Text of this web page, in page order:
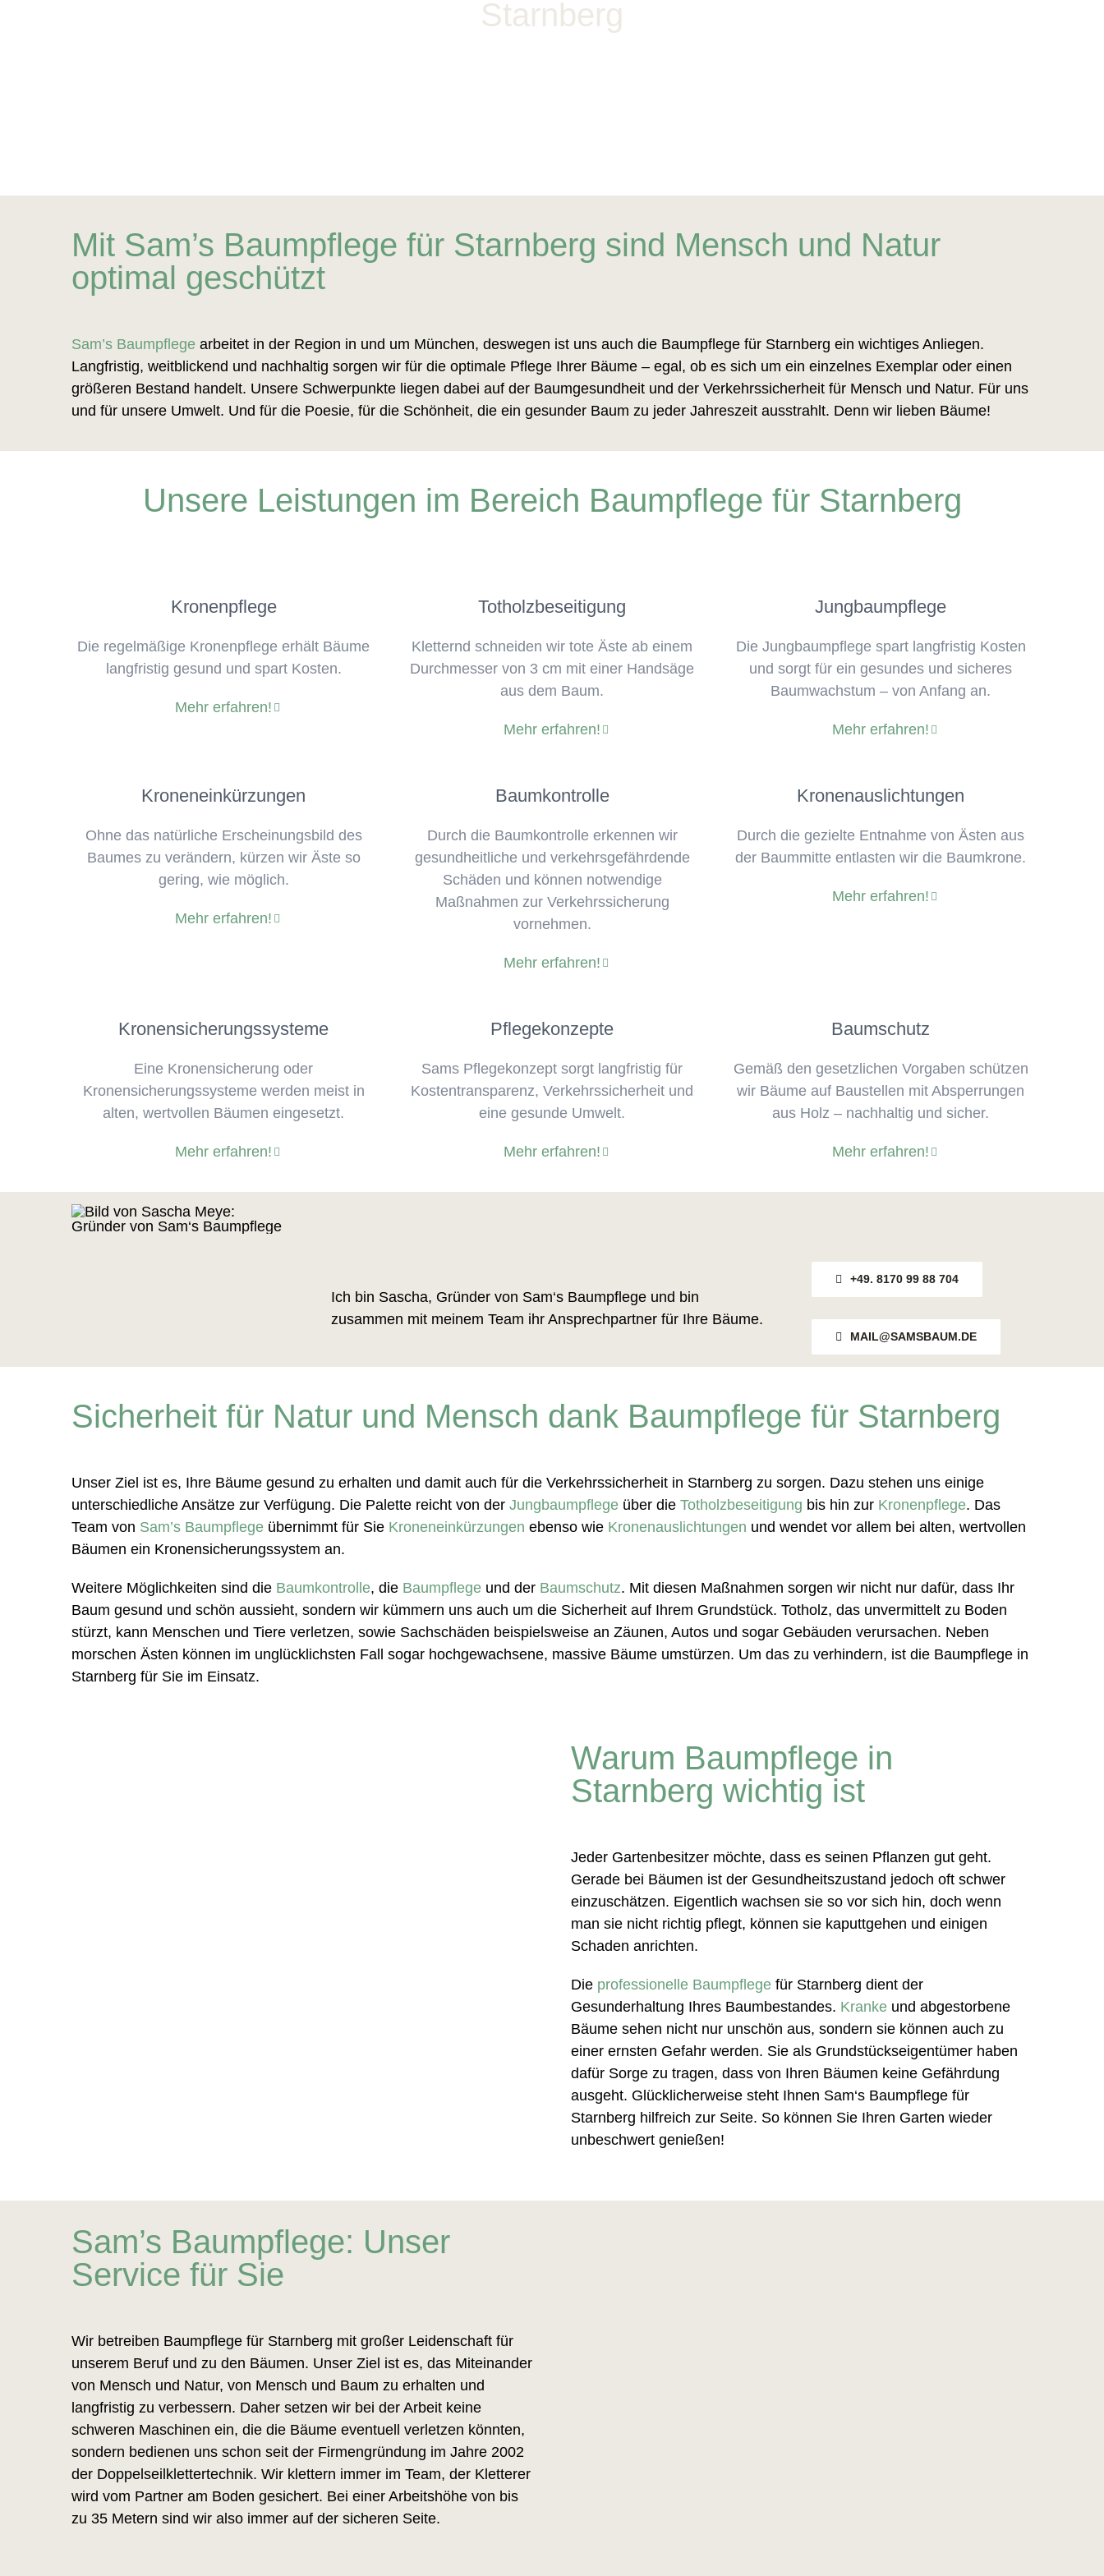
Starnberg
Mit Sam’s Baumpflege für Starnberg sind Mensch und Natur
optimal geschützt
Sam’s Baumpflege arbeitet in der Region in und um München, deswegen ist uns auch die Baumpflege für Starnberg ein wichtiges Anliegen.
Langfristig, weitblickend und nachhaltig sorgen wir für die optimale Pflege Ihrer Bäume – egal, ob es sich um ein einzelnes Exemplar oder einen
größeren Bestand handelt. Unsere Schwerpunkte liegen dabei auf der Baumgesundheit und der Verkehrssicherheit für Mensch und Natur. Für uns
und für unsere Umwelt. Und für die Poesie, für die Schönheit, die ein gesunder Baum zu jeder Jahreszeit ausstrahlt. Denn wir lieben Bäume!
Unsere Leistungen im Bereich Baumpflege für Starnberg
Kronenpflege
Die regelmäßige Kronenpflege erhält Bäume
langfristig gesund und spart Kosten.
Mehr erfahren!
Totholzbeseitigung
Kletternd schneiden wir tote Äste ab einem
Durchmesser von 3 cm mit einer Handsäge
aus dem Baum.
Mehr erfahren!
Jungbaumpflege
Die Jungbaumpflege spart langfristig Kosten
und sorgt für ein gesundes und sicheres
Baumwachstum – von Anfang an.
Mehr erfahren!
Kroneneinkürzungen
Ohne das natürliche Erscheinungsbild des
Baumes zu verändern, kürzen wir Äste so
gering, wie möglich.
Mehr erfahren!
Baumkontrolle
Durch die Baumkontrolle erkennen wir
gesundheitliche und verkehrsgefährdende
Schäden und können notwendige
Maßnahmen zur Verkehrssicherung
vornehmen.
Mehr erfahren!
Kronenauslichtungen
Durch die gezielte Entnahme von Ästen aus
der Baummitte entlasten wir die Baumkrone.
Mehr erfahren!
Kronensicherungssysteme
Eine Kronensicherung oder
Kronensicherungssysteme werden meist in
alten, wertvollen Bäumen eingesetzt.
Mehr erfahren!
Pflegekonzepte
Sams Pflegekonzept sorgt langfristig für
Kostentransparenz, Verkehrssicherheit und
eine gesunde Umwelt.
Mehr erfahren!
Baumschutz
Gemäß den gesetzlichen Vorgaben schützen
wir Bäume auf Baustellen mit Absperrungen
aus Holz – nachhaltig und sicher.
Mehr erfahren!
Ich bin Sascha, Gründer von Sam‘s Baumpflege und bin
zusammen mit meinem Team ihr Ansprechpartner für Ihre Bäume.
+49. 8170 99 88 704
MAIL@SAMSBAUM.DE
Sicherheit für Natur und Mensch dank Baumpflege für Starnberg
Unser Ziel ist es, Ihre Bäume gesund zu erhalten und damit auch für die Verkehrssicherheit in Starnberg zu sorgen. Dazu stehen uns einige
unterschiedliche Ansätze zur Verfügung. Die Palette reicht von der Jungbaumpflege über die Totholzbeseitigung bis hin zur Kronenpflege. Das
Team von Sam’s Baumpflege übernimmt für Sie Kroneneinkürzungen ebenso wie Kronenauslichtungen und wendet vor allem bei alten, wertvollen
Bäumen ein Kronensicherungssystem an.
Weitere Möglichkeiten sind die Baumkontrolle, die Baumpflege und der Baumschutz. Mit diesen Maßnahmen sorgen wir nicht nur dafür, dass Ihr
Baum gesund und schön aussieht, sondern wir kümmern uns auch um die Sicherheit auf Ihrem Grundstück. Totholz, das unvermittelt zu Boden
stürzt, kann Menschen und Tiere verletzen, sowie Sachschäden beispielsweise an Zäunen, Autos und sogar Gebäuden verursachen. Neben
morschen Ästen können im unglücklichsten Fall sogar hochgewachsene, massive Bäume umstürzen. Um das zu verhindern, ist die Baumpflege in
Starnberg für Sie im Einsatz.
Warum Baumpflege in
Starnberg wichtig ist
Jeder Gartenbesitzer möchte, dass es seinen Pflanzen gut geht.
Gerade bei Bäumen ist der Gesundheitszustand jedoch oft schwer
einzuschätzen. Eigentlich wachsen sie so vor sich hin, doch wenn
man sie nicht richtig pflegt, können sie kaputtgehen und einigen
Schaden anrichten.
Die professionelle Baumpflege für Starnberg dient der
Gesunderhaltung Ihres Baumbestandes. Kranke und abgestorbene
Bäume sehen nicht nur unschön aus, sondern sie können auch zu
einer ernsten Gefahr werden. Sie als Grundstückseigentümer haben
dafür Sorge zu tragen, dass von Ihren Bäumen keine Gefährdung
ausgeht. Glücklicherweise steht Ihnen Sam‘s Baumpflege für
Starnberg hilfreich zur Seite. So können Sie Ihren Garten wieder
unbeschwert genießen!
Sam’s Baumpflege: Unser
Service für Sie
Wir betreiben Baumpflege für Starnberg mit großer Leidenschaft für
unserem Beruf und zu den Bäumen. Unser Ziel ist es, das Miteinander
von Mensch und Natur, von Mensch und Baum zu erhalten und
langfristig zu verbessern. Daher setzen wir bei der Arbeit keine
schweren Maschinen ein, die die Bäume eventuell verletzen könnten,
sondern bedienen uns schon seit der Firmengründung im Jahre 2002
der Doppelseilklettertechnik. Wir klettern immer im Team, der Kletterer
wird vom Partner am Boden gesichert. Bei einer Arbeitshöhe von bis
zu 35 Metern sind wir also immer auf der sicheren Seite.